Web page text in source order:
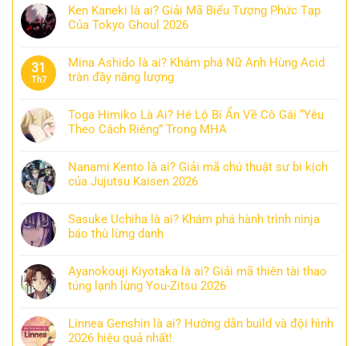
Ken Kaneki là ai? Giải Mã Biểu Tượng Phức Tạp
Của Tokyo Ghoul 2026
31
Th7
Mina Ashido là ai? Khám phá Nữ Anh Hùng Acid
tràn đầy năng lượng
Toga Himiko Là Ai? Hé Lộ Bí Ẩn Về Cô Gái “Yêu
Theo Cách Riêng” Trong MHA
Nanami Kento là ai? Giải mã chú thuật sư bi kịch
của Jujutsu Kaisen 2026
Sasuke Uchiha là ai? Khám phá hành trình ninja
báo thù lừng danh
Ayanokouji Kiyotaka là ai? Giải mã thiên tài thao
túng lạnh lùng You-Zitsu 2026
Linnea Genshin là ai? Hướng dẫn build và đội hình
2026 hiệu quả nhất!